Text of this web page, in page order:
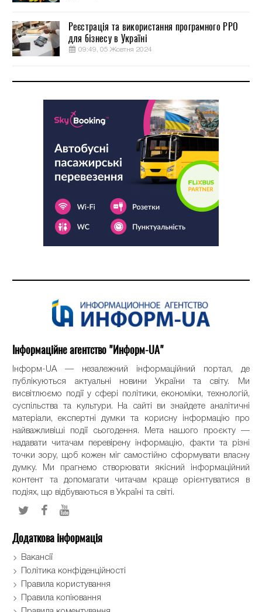
Реєстрація та використання програмного РРО
для бізнесу в Україні
09:49, 05 Жовтня 2024
Інформаційне агентство "Информ-UA"
Інформ-UA — незалежний інформаційний портал, де
публікуються актуальні новини України та світу. Ми
висвітлюємо події у сфері політики, економіки, технологій,
суспільства та культури. На сайті ви знайдете аналітичні
матеріали, експертні думки та корисну інформацію про
найважливіші події сьогодення. Мета нашого проєкту —
надавати читачам перевірену інформацію, факти та різні
точки зору, щоб кожен міг самостійно сформувати власну
думку. Ми прагнемо створювати якісний інформаційний
контент та допомагати читачам краще орієнтуватися в
подіях, що відбуваються в Україні та світі.
Додаткова інформація
Вакансії
Політика конфіденційності
Правила користування
Правила копіювання